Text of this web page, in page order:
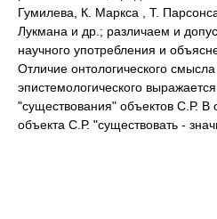
Гумилева, К. Маркса , Т.
Лукмана и др.; различаем и
научного употребления и
Отличие онтологического
эпистемологического
"существования" объектов С.Р. В
объекта С.Р. "существовать -